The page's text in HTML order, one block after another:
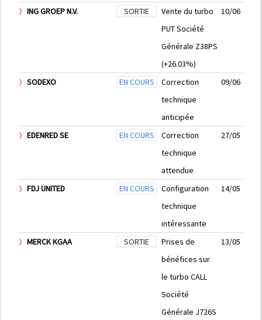
ING GROEP N.V. SORTIE
Vente du turbo
PUT Société
Générale Z38PS
(+26.03%)
10/06
SODEXO EN COURS
Correction
technique
anticipée
09/06
EDENRED SE EN COURS
Correction
technique
attendue
27/05
FDJ UNITED EN COURS
Configuration
technique
intéressante
14/05
MERCK KGAA SORTIE
Prises de
bénéfices sur
le turbo CALL
Société
Générale J726S
13/05